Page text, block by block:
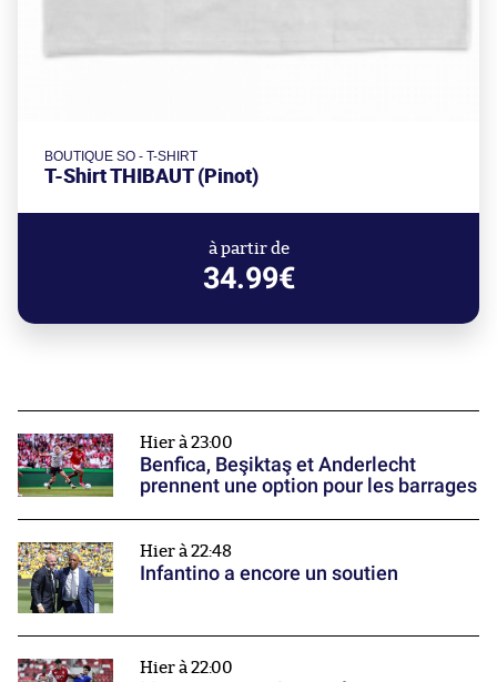
BOUTIQUE SO - T-SHIRT
T-Shirt THIBAUT (Pinot)
à partir de
34.99€
Hier à 23:00
Benfica, Beşiktaş et Anderlecht
prennent une option pour les barrages
Hier à 22:48
Infantino a encore un soutien
Hier à 22:00